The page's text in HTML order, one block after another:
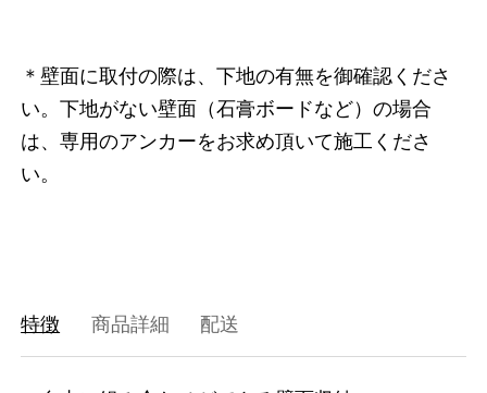
＊壁面に取付の際は、下地の有無を御確認くださ
い。下地がない壁面（石膏ボードなど）の場合
は、専用のアンカーをお求め頂いて施工くださ
い。
特徴 商品詳細 配送